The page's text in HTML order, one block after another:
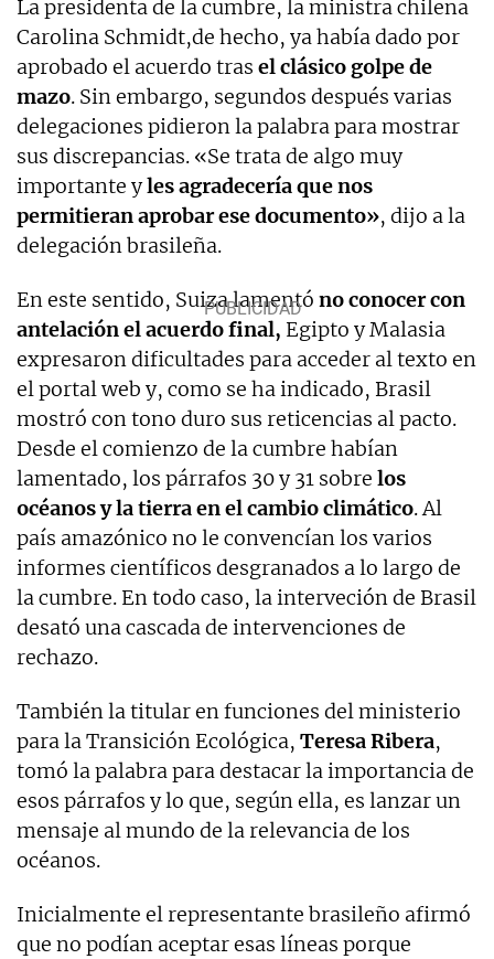
La presidenta de la cumbre, la ministra chilena
Carolina Schmidt,de hecho, ya había dado por
aprobado el acuerdo tras el clásico golpe de
mazo. Sin embargo, segundos después varias
delegaciones pidieron la palabra para mostrar
sus discrepancias. «Se trata de algo muy
importante yles agradecería que nos
permitieran aprobar ese documento», dijo a la
delegación brasileña.
En este sentido, Suiza lamentó no conocer con
antelación el acuerdo final, Egipto y Malasia
expresaron dificultades para acceder al texto en
el portal web y, como se ha indicado, Brasil
mostró con tono duro sus reticencias al pacto.
Desde el comienzo de la cumbre habían
lamentado, los párrafos 30 y 31 sobre los
océanos y la tierra en el cambio climático. Al
país amazónico no le convencían los varios
informes científicos desgranados a lo largo de
la cumbre. En todo caso, la interveción de Brasil
desató una cascada de intervenciones de
rechazo.
También la titular en funciones del ministerio
para la Transición Ecológica, Teresa Ribera,
tomó la palabra para destacar la importancia de
esos párrafos y lo que, según ella, es lanzar un
mensaje al mundo de la relevancia de los
océanos.
Inicialmente el representante brasileño afirmó
que no podían aceptar esas líneas porque